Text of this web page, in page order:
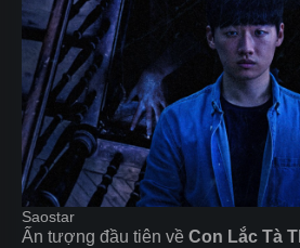
Saostar
Ấn tượng đầu tiên về Con Lắc Tà